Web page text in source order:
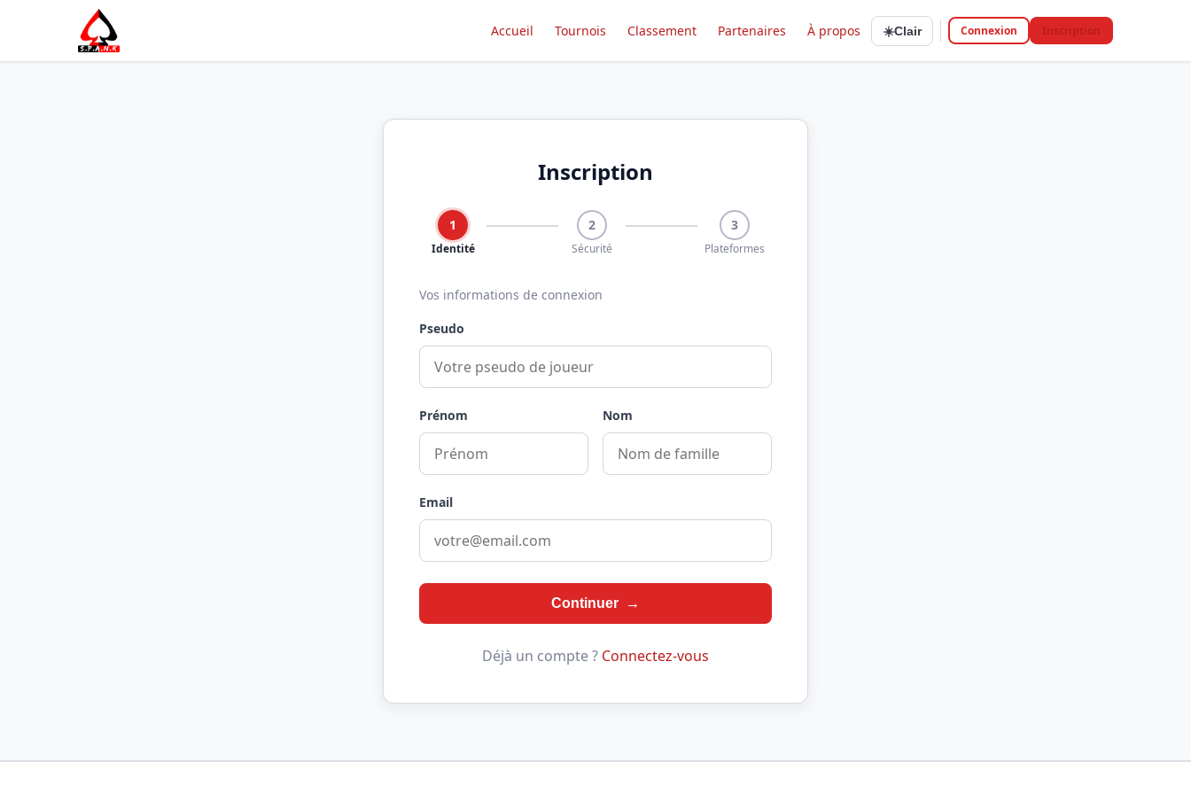
Accueil Tournois Classement Partenaires À propos ☀️Clair Connexion Inscription
Inscription
1
Identité
2
Sécurité
3
Plateformes
Vos informations de connexion
Pseudo
Prénom Nom
Email
Continuer →
Déjà un compte ? Connectez-vous